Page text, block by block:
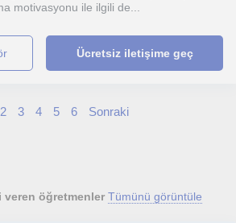
motivasyonu ile ilgili de...
Ücretsiz iletişime geç
2 3 4 5 6 Sonraki
veren öğretmenler Tümünü görüntüle